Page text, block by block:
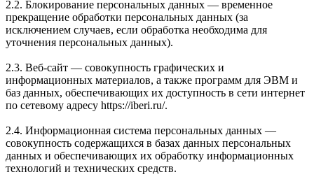
2.2. Блокирование персональных данных — временное
прекращение обработки персональных данных (за
исключением случаев, если обработка необходима для
уточнения персональных данных).
2.3. Веб-сайт — совокупность графических и
информационных материалов, а также программ для ЭВМ и
баз данных, обеспечивающих их доступность в сети интернет
по сетевому адресу https://iberi.ru/.
2.4. Информационная система персональных данных —
совокупность содержащихся в базах данных персональных
данных и обеспечивающих их обработку информационных
технологий и технических средств.